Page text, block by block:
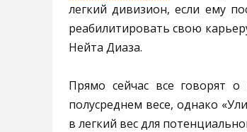
легкий дивизион, если ему
реабилитировать свою
Нейта Диаза.
Прямо сейчас все говорят
полусреднем весе, однако
в легкий вес для